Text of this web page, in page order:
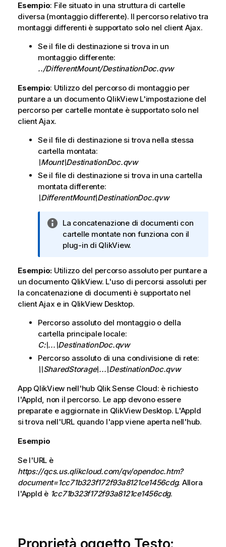
Esempio: File situato in una struttura di cartelle
diversa (montaggio differente). Il percorso relativo tra
montaggi differenti è supportato solo nel client Ajax.
Se il file di destinazione si trova in un
montaggio differente:
../DifferentMount/DestinationDoc.qvw
Esempio: Utilizzo del percorso di montaggio per
puntare a un documento QlikView L'impostazione del
percorso per cartelle montate è supportato solo nel
client Ajax.
Se il file di destinazione si trova nella stessa
cartella montata:
\Mount\DestinationDoc.qvw
Se il file di destinazione si trova in una cartella
montata differente:
\DifferentMount\DestinationDoc.qvw
N
o
t
i
n
f
o
m
a
t
i
c
La concatenazione di documenti con
cartelle montate non funziona con il
plug-in di QlikView.
Esempio: Utilizzo del percorso assoluto per puntare a
un documento QlikView. L'uso di percorsi assoluti per
la concatenazione di documenti è supportato nel
client Ajax e in QlikView Desktop.
Percorso assoluto del montaggio o della
cartella principale locale:
C:\...\DestinationDoc.qvw
Percorso assoluto di una condivisione di rete:
\\SharedStorage\...\DestinationDoc.qvw
App QlikView nell'hub Qlik Sense Cloud: è richiesto
l'AppId, non il percorso. Le app devono essere
preparate e aggiornate in QlikView Desktop. L'AppId
si trova nell'URL quando l'app viene aperta nell'hub.
Esempio
Se l'URL è
https://qcs.us.qlikcloud.com/qv/opendoc.htm?
document=1cc71b323f172f93a8121ce1456cdg. Allora
l'AppId è 1cc71b323f172f93a8121ce1456cdg.